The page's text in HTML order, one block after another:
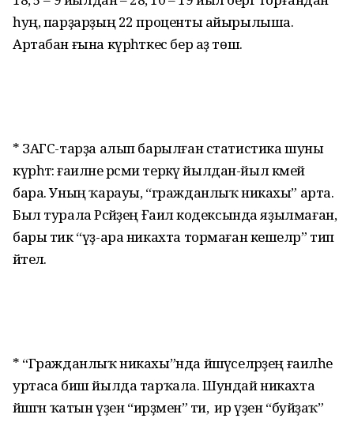
һуң, парҙарҙың 22 проценты айырылыша.
Артабан ғына күрһәткес бер аҙ төшә.
* ЗАГС-тарҙа алып барылған статистика шуны
күрһәтә: ғаиләне рәсми теркәү йылдан-йыл кәмей
бара. Уның ҡарауы, “гражданлыҡ никахы” арта.
Был турала Рәсәйҙең Ғаилә кодексында яҙылмаған, ә
бары тик “үҙ-ара никахта тормаған кешеләр” тип
әйтелә.
* “Гражданлыҡ никахы”нда йәшәүселәрҙең ғаиләһе
уртаса биш йылда тарҡала. Шундай никахта
йәшәгән ҡатын үҙен “ирҙәмен” ти, ә ир үҙен “буйҙаҡ”